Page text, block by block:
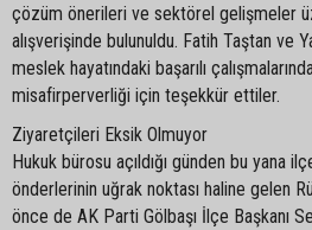
çözüm önerileri ve sektörel gelişmeler
alışverişinde bulunuldu. Fatih Taştan ve
meslek hayatındaki başarılı
misafirperverliği için teşekkür ettiler.
Ziyaretçileri Eksik Olmuyor
Hukuk bürosu açıldığı günden bu yana
önderlerinin uğrak noktası haline gelen
önce de AK Parti Gölbaşı İlçe Başkanı